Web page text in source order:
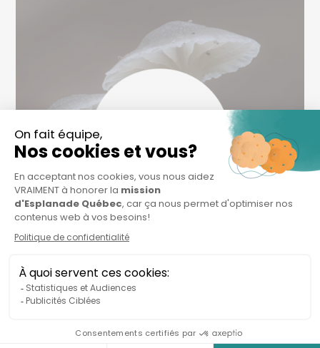
23 MAR
Mycosphaera favorise la reconnaissance des